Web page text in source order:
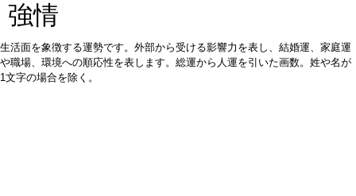
強情
生活面を象徴する運勢です。外部から受ける影響力を表し、結婚運、家庭運
や職場、環境への順応性を表します。総運から人運を引いた画数。姓や名が
1文字の場合を除く。